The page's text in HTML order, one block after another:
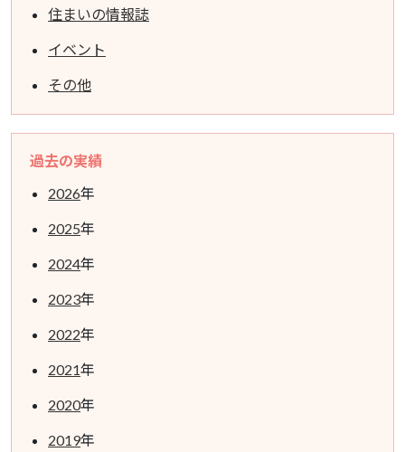
住まいの情報誌
イベント
その他
過去の実績
2026年
2025年
2024年
2023年
2022年
2021年
2020年
2019年